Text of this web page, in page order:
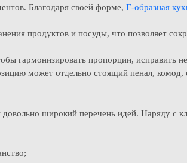
Благодаря своей форме,Г-образная
продуктов и посуды, что позволяет
гармонизировать пропорции, исправить
может отдельно стоящий пенал, комод,
широкий перечень идей. Наряду с